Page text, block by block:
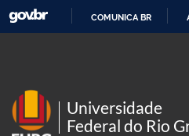
COMUNICA BR
Universidade
Federal do Rio